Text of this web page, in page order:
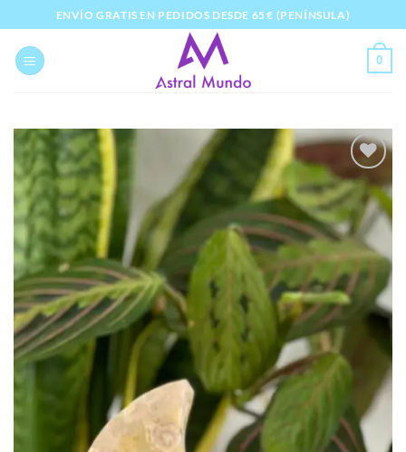
al
contenido
ENVÍO GRATIS EN PEDIDOS DESDE 65 € (PENÍNSULA)
0
Añadir
a la
lista
de
deseos